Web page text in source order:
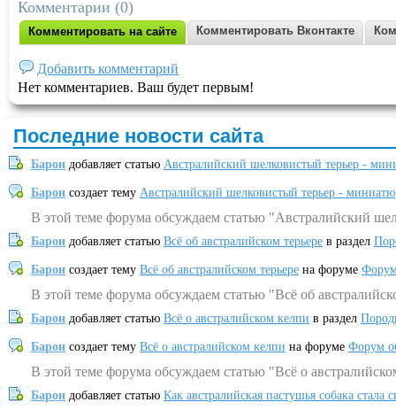
Комментарии (0)
Комментировать на сайте Комментировать Вконтакте
Добавить комментарий
Нет комментариев. Ваш будет первым!
Последние новости сайта
Барон добавляет статью Австралийский шелковистый терьер -
Барон создает тему Австралийский шелковистый терьер -
В этой теме форума обсуждаем статью "Австралийский
Барон добавляет статью Всё об австралийском терьере в раздел
Барон создает тему Всё об австралийском терьере на форуме
В этой теме форума обсуждаем статью "Всё об
Барон добавляет статью Всё о австралийском келпи в раздел
Барон создает тему Всё о австралийском келпи на форуме Форум
В этой теме форума обсуждаем статью "Всё о
Барон добавляет статью Как австралийская пастушья собака